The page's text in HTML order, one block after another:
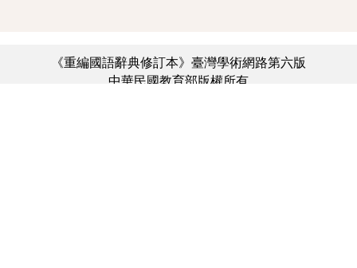
《重編國語辭典修訂本》臺灣學術網路第六版
中華民國教育部版權所有